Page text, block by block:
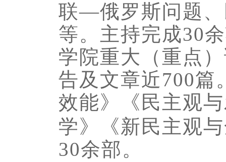
联—俄罗斯问题、
等。主持完成30
学院重大（重点
告及文章近700篇
效能》《民主观
学》《新民主观
30余部。